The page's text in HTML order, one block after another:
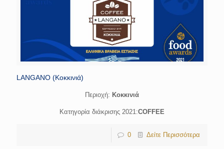
LANGANO (Κοκκινιά)
Περιοχή: Κοκκινιά
Κατηγορία διάκρισης 2021:COFFEE
0 Δείτε Περισσότερα